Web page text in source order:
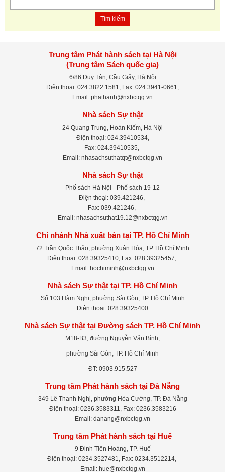
Tìm kiếm
Trung tâm Phát hành sách tại Hà Nội
(Trung tâm Sách quốc gia)
6/86 Duy Tân, Cầu Giấy, Hà Nội
Điện thoại: 024.3822.1581, Fax: 024.3941-0661,
Email: phathanh@nxbctqg.vn
Nhà sách Sự thật
24 Quang Trung, Hoàn Kiếm, Hà Nội
Điện thoại: 024.39410534,
Fax: 024.39410535,
Email: nhasachsuthatqt@nxbctqg.vn
Nhà sách Sự thật
Phố sách Hà Nội - Phố sách 19-12
Điện thoại: 039.421246,
Fax: 039.421246,
Email: nhasachsuthat19.12@nxbctqg.vn
Chi nhánh Nhà xuất bản tại TP. Hồ Chí Minh
72 Trần Quốc Thảo, phường Xuân Hòa, TP. Hồ Chí Minh
Điện thoại: 028.39325410, Fax: 028.39325457,
Email: hochiminh@nxbctqg.vn
Nhà sách Sự thật tại TP. Hồ Chí Minh
Số 103 Hàm Nghi, phường Sài Gòn, TP. Hồ Chí Minh
Điện thoại: 028.39325400
Nhà sách Sự thật tại Đường sách TP. Hồ Chí Minh
M18-B3, đường Nguyễn Văn Bình,
phường Sài Gòn, TP. Hồ Chí Minh
ĐT: 0903.915.527
Trung tâm Phát hành sách tại Đà Nẵng
349 Lê Thanh Nghị, phường Hòa Cường, TP. Đà Nẵng
Điện thoại: 0236.3583311, Fax: 0236.3583216
Email: danang@nxbctqg.vn
Trung tâm Phát hành sách tại Huế
9 Đinh Tiên Hoàng, TP. Huế
Điện thoại: 0234.3527481, Fax: 0234.3512214,
Email: hue@nxbctqg.vn